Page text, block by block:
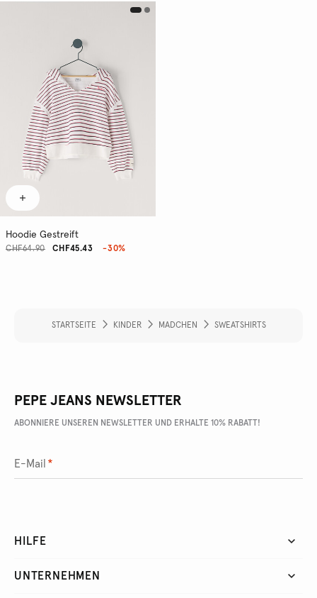
Hoodie Gestreift
CHF45.43
CHF64.90 -30%
STARTSEITE KINDER MADCHEN SWEATSHIRTS
PEPE JEANS NEWSLETTER
ABONNIERE UNSEREN NEWSLETTER UND ERHALTE 10% RABATT!
E-Mail *
HILFE
UNTERNEHMEN